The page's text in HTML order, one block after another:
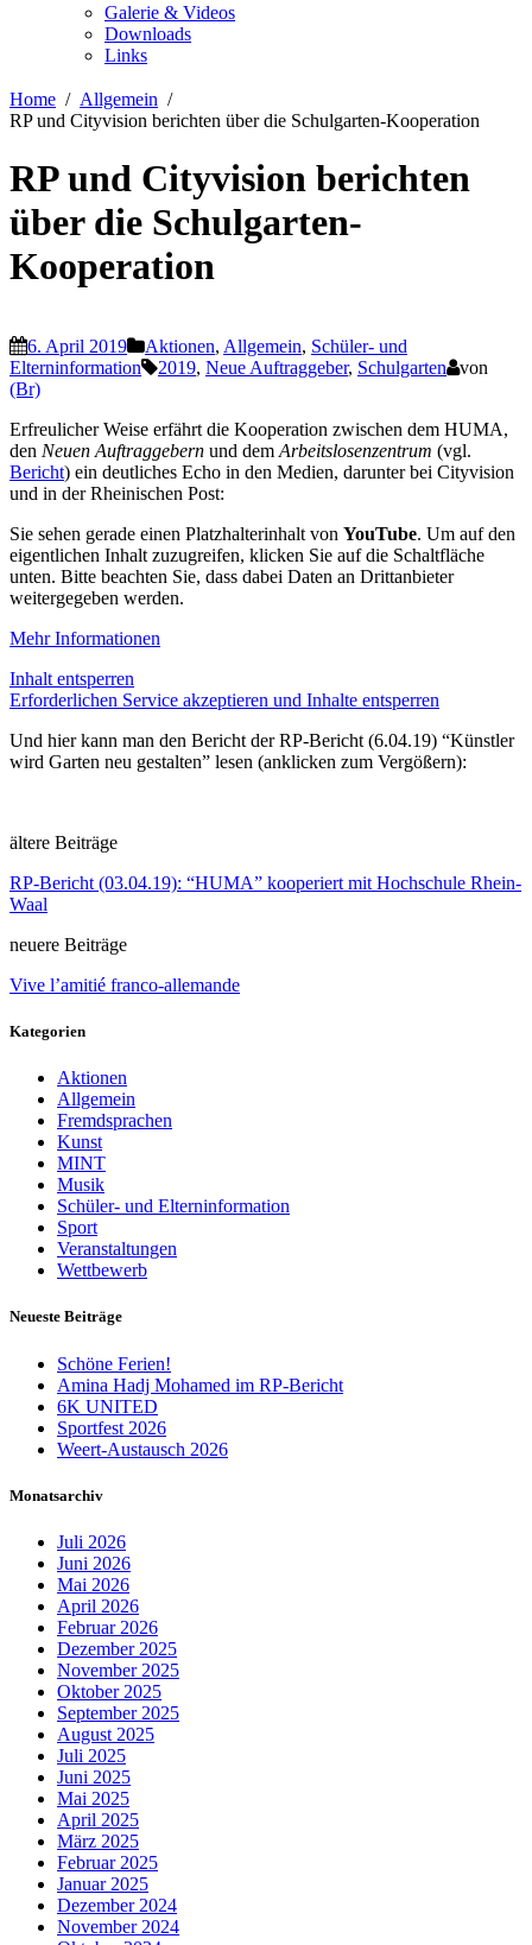
Galerie & Videos
Downloads
Links
Home
Allgemein
RP und Cityvision berichten über die Schulgarten-Kooperation
RP und Cityvision berichten
über die Schulgarten-
Kooperation
6. April 2019 Aktionen, Allgemein, Schüler- und
Elterninformation
2019, Neue Auftraggeber, Schulgarten
von
(Br)
Erfreulicher Weise erfährt die Kooperation zwischen dem HUMA,
den Neuen Auftraggebern und dem Arbeitslosenzentrum (vgl.
Bericht) ein deutliches Echo in den Medien, darunter bei Cityvision
und in der Rheinischen Post:
Sie sehen gerade einen Platzhalterinhalt von YouTube. Um auf den
eigentlichen Inhalt zuzugreifen, klicken Sie auf die Schaltfläche
unten. Bitte beachten Sie, dass dabei Daten an Drittanbieter
weitergegeben werden.
Mehr Informationen
Inhalt entsperren
Erforderlichen Service akzeptieren und Inhalte entsperren
Und hier kann man den Bericht der RP-Bericht (6.04.19) “Künstler
wird Garten neu gestalten” lesen (anklicken zum Vergößern):
ältere Beiträge
RP-Bericht (03.04.19): “HUMA” kooperiert mit Hochschule Rhein-
Waal
neuere Beiträge
Vive l’amitié franco-allemande
Kategorien
Aktionen
Allgemein
Fremdsprachen
Kunst
MINT
Musik
Schüler- und Elterninformation
Sport
Veranstaltungen
Wettbewerb
Neueste Beiträge
Schöne Ferien!
Amina Hadj Mohamed im RP-Bericht
6K UNITED
Sportfest 2026
Weert-Austausch 2026
Monatsarchiv
Juli 2026
Juni 2026
Mai 2026
April 2026
Februar 2026
Dezember 2025
November 2025
Oktober 2025
September 2025
August 2025
Juli 2025
Juni 2025
Mai 2025
April 2025
März 2025
Februar 2025
Januar 2025
Dezember 2024
November 2024